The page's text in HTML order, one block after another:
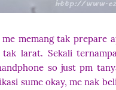
me memang tak prepare
tak larat. Sekali
so just pm
sume okay, me nak